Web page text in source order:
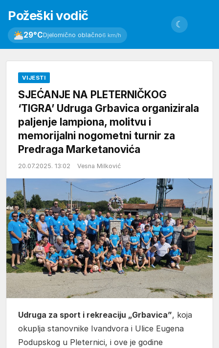
Požeški vodič
29°CDjelomično oblačno6 km/h
☾
VIJESTI
SJEĆANJE NA PLETERNIČKOG
‘TIGRA’ Udruga Grbavica organizirala
paljenje lampiona, molitvu i
memorijalni nogometni turnir za
Predraga Marketanovića
20.07.2025. 13:02 Vesna Milković
Udruga za sport i rekreaciju „Grbavica”, koja
okuplja stanovnike Ivandvora i Ulice Eugena
Podupskog u Pleternici, i ove je godine